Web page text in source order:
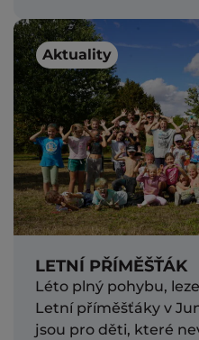
Aktuality
LETNÍ PŘÍMĚŠŤÁK
Léto plný pohybu,
Letní příměšťáky v
jsou pro děti, které